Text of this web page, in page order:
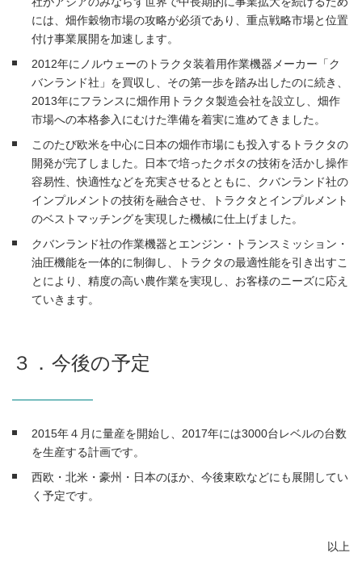
には、畑作穀物市場の攻略が必須であり、重点戦略市場と位置
付け事業展開を加速します。
2012年にノルウェーのトラクタ装着用作業機器メーカー「ク
バンランド社」を買収し、その第一歩を踏み出したのに続き、
2013年にフランスに畑作用トラクタ製造会社を設立し、畑作
市場への本格参入にむけた準備を着実に進めてきました。
このたび欧米を中心に日本の畑作市場にも投入するトラクタの
開発が完了しました。日本で培ったクボタの技術を活かし操作
容易性、快適性などを充実させるとともに、クバンランド社の
インプルメントの技術を融合させ、トラクタとインプルメント
のベストマッチングを実現した機械に仕上げました。
クバンランド社の作業機器とエンジン・トランスミッション・
油圧機能を一体的に制御し、トラクタの最適性能を引き出すこ
とにより、精度の高い農作業を実現し、お客様のニーズに応え
ていきます。
３．今後の予定
2015年４月に量産を開始し、2017年には3000台レベルの台数
を生産する計画です。
西欧・北米・豪州・日本のほか、今後東欧などにも展開してい
く予定です。
以上